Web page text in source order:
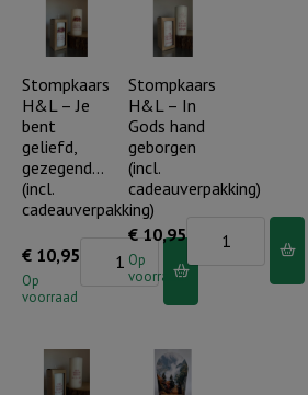
dankbaar
jou..
(incl.
cadeauverpakking)
aantal
ons
(incl.
cadeauverpakking)
Stompkaars
H&L – Je
bent
geliefd,
gezegend…
(incl.
cadeauverpakking)
€ 10,95
Op
voorraad
Stompkaars
bent
Stompkaars
H&L – In
Gods hand
geborgen
(incl.
cadeauverpakking)
€ 10,95
Op
voorraad
Stompkaars
H&L
Gods
hand